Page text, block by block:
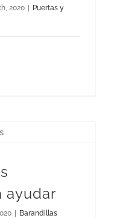
2020
Puertas y
ayudar
Barandillas